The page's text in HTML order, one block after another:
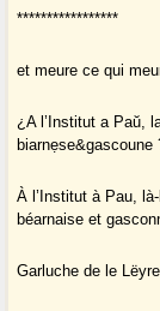
*****************
et meure ce qui
¿A l’Institut a Paŭ,
biarnẹse&gascoune
À l’Institut à Pau,
béarnaise et
Garluche de le Lëyre